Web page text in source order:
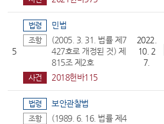
5
법령 민법
조항
(2005. 3. 31. 법률 제7
427호로 개정된 것) 제
815조 제2호
사건 2018헌바115
2022.
10. 2
7.
법령 보안관찰법
조항
(1989. 6. 16. 법률 제4